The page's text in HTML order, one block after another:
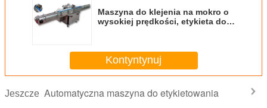
Maszyna do klejenia na mokro o
wysokiej prędkości, etykieta do
Kontyntynuj
Jeszcze Automatyczna maszyna do etykietowania